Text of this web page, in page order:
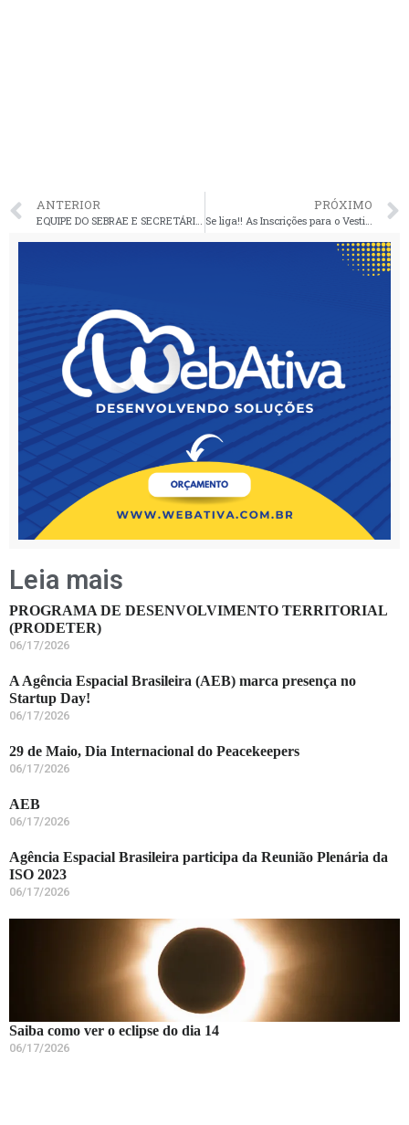
ANTERIOR PRÓXIMO
Leia mais
PROGRAMA DE DESENVOLVIMENTO TERRITORIAL
(PRODETER)
06/17/2026
A Agência Espacial Brasileira (AEB) marca presença no
Startup Day!
06/17/2026
29 de Maio, Dia Internacional do Peacekeepers
06/17/2026
AEB
06/17/2026
Agência Espacial Brasileira participa da Reunião Plenária da
ISO 2023
06/17/2026
Saiba como ver o eclipse do dia 14
06/17/2026